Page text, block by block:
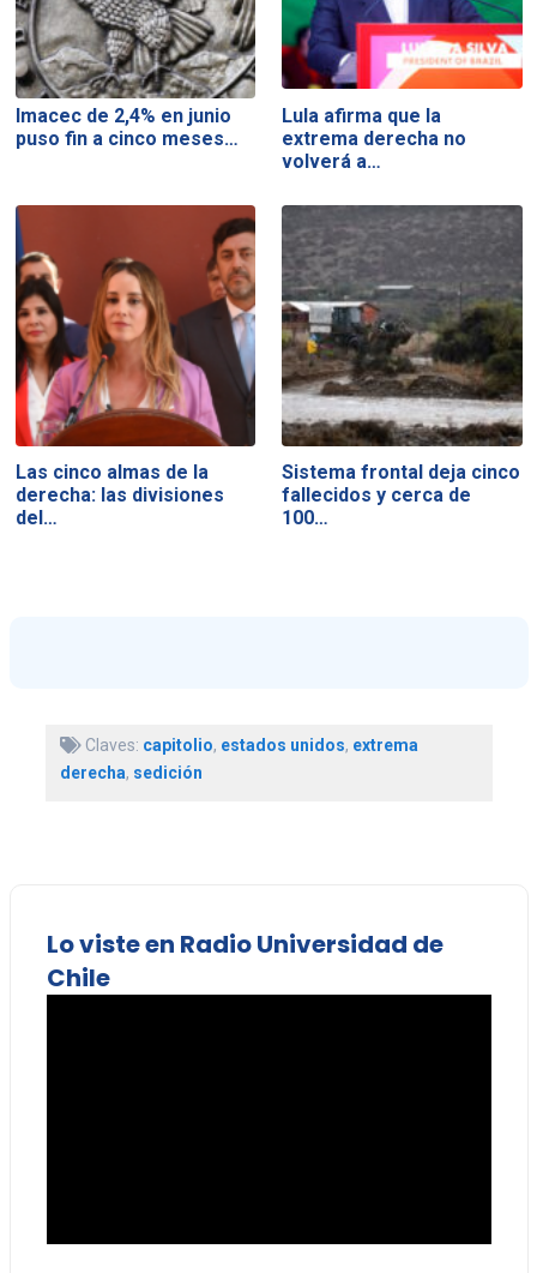
Imacec de 2,4% en junio
puso fin a cinco meses…
Lula afirma que la
extrema derecha no
volverá a…
Las cinco almas de la
derecha: las divisiones
del…
Sistema frontal deja cinco
fallecidos y cerca de
100…
Claves: capitolio, estados unidos, extrema
derecha, sedición
Lo viste en Radio Universidad de
Chile